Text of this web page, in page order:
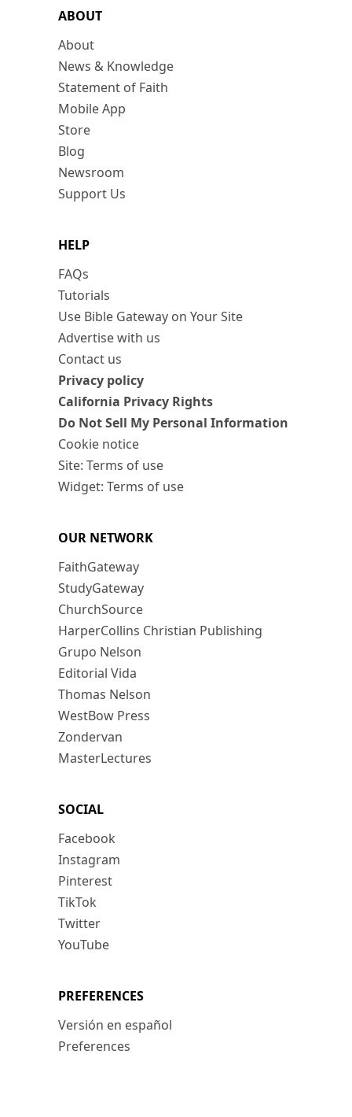
ABOUT
About
News & Knowledge
Statement of Faith
Mobile App
Store
Blog
Newsroom
Support Us
HELP
FAQs
Tutorials
Use Bible Gateway on Your Site
Advertise with us
Contact us
Privacy policy
California Privacy Rights
Do Not Sell My Personal Information
Cookie notice
Site: Terms of use
Widget: Terms of use
OUR NETWORK
FaithGateway
StudyGateway
ChurchSource
HarperCollins Christian Publishing
Grupo Nelson
Editorial Vida
Thomas Nelson
WestBow Press
Zondervan
MasterLectures
SOCIAL
Facebook
Instagram
Pinterest
TikTok
Twitter
YouTube
PREFERENCES
Versión en español
Preferences